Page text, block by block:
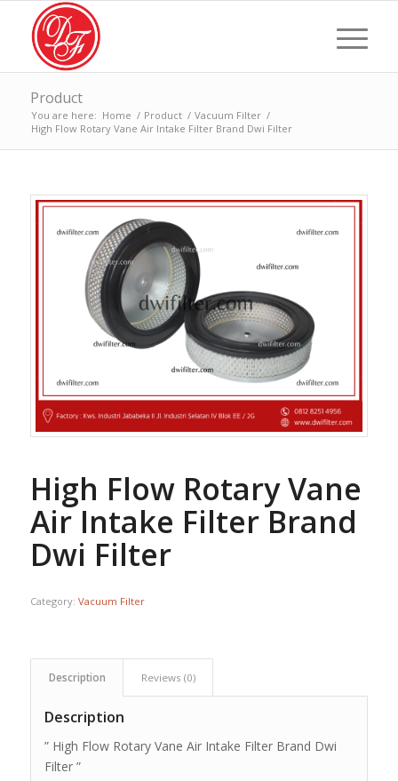
Product
You are here: Home / Product / Vacuum Filter /
High Flow Rotary Vane Air Intake Filter Brand Dwi Filter
High Flow Rotary Vane
Air Intake Filter Brand
Dwi Filter
Category: Vacuum Filter
Description Reviews (0)
Description
” High Flow Rotary Vane Air Intake Filter Brand Dwi
Filter ”